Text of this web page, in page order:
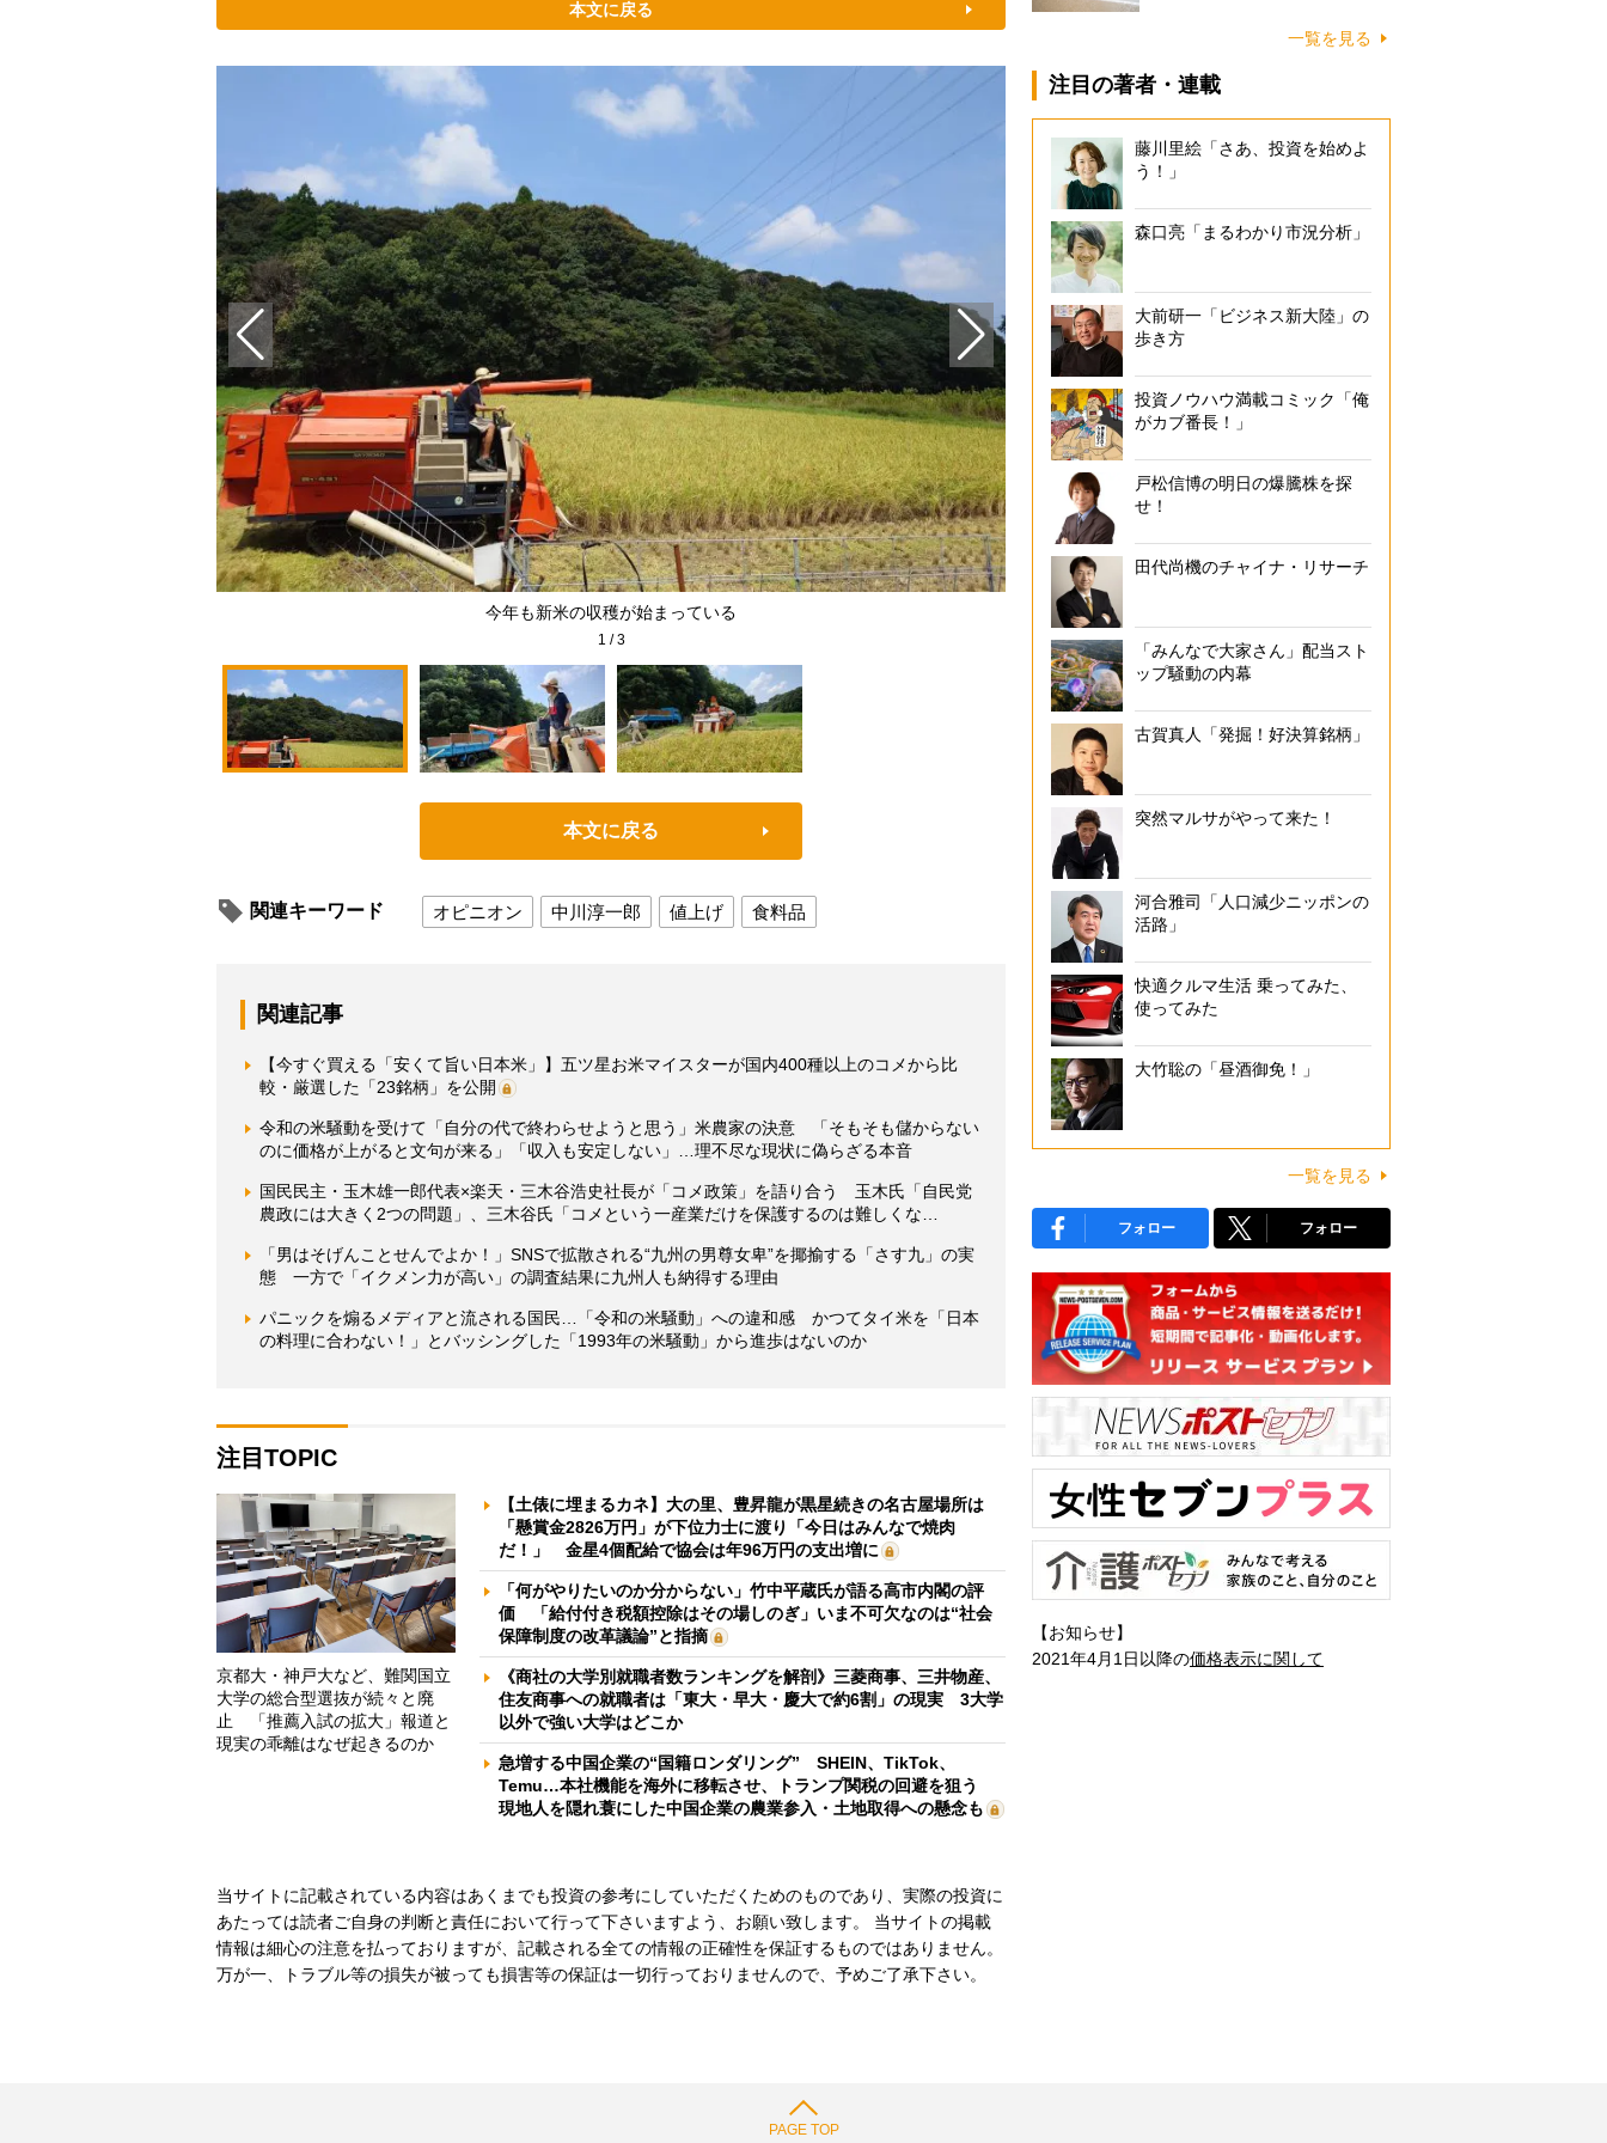
本文に戻る
今年も新米の収穫が始まっている
1 /3
本文に戻る
関連キーワード オピニオン 中川淳一郎 値上げ 食料品
関連記事
【今すぐ買える「安くて旨い日本米」】五ツ星お米マイスターが国内400種以上のコメから比
較・厳選した「23銘柄」を公開
令和の米騒動を受けて「自分の代で終わらせようと思う」米農家の決意 「そもそも儲からない
のに価格が上がると文句が来る」「収入も安定しない」…理不尽な現状に偽らざる本音
国民民主・玉木雄一郎代表×楽天・三木谷浩史社長が「コメ政策」を語り合う 玉木氏「自民党
農政には大きく2つの問題」、三木谷氏「コメという一産業だけを保護するのは難しくな…
「男はそげんことせんでよか！」SNSで拡散される“九州の男尊女卑”を揶揄する「さす九」の実
態 一方で「イクメン力が高い」の調査結果に九州人も納得する理由
パニックを煽るメディアと流される国民…「令和の米騒動」への違和感 かつてタイ米を「日本
の料理に合わない！」とバッシングした「1993年の米騒動」から進歩はないのか
注目TOPIC
京都大・神戸大など、難関国立
大学の総合型選抜が続々と廃
止 「推薦入試の拡大」報道と
現実の乖離はなぜ起きるのか
【土俵に埋まるカネ】大の里、豊昇龍が黒星続きの名古屋場所は
「懸賞金2826万円」が下位力士に渡り「今日はみんなで焼肉
だ！」 金星4個配給で協会は年96万円の支出増に
「何がやりたいのか分からない」竹中平蔵氏が語る高市内閣の評
価 「給付付き税額控除はその場しのぎ」いま不可欠なのは“社会
保障制度の改革議論”と指摘
《商社の大学別就職者数ランキングを解剖》三菱商事、三井物産、
住友商事への就職者は「東大・早大・慶大で約6割」の現実 3大学
以外で強い大学はどこか
急増する中国企業の“国籍ロンダリング” SHEIN、TikTok、
Temu…本社機能を海外に移転させ、トランプ関税の回避を狙う
現地人を隠れ蓑にした中国企業の農業参入・土地取得への懸念も
当サイトに記載されている内容はあくまでも投資の参考にしていただくためのものであり、実際の投資に
あたっては読者ご自身の判断と責任において行って下さいますよう、お願い致します。 当サイトの掲載
情報は細心の注意を払っておりますが、記載される全ての情報の正確性を保証するものではありません。
万が一、トラブル等の損失が被っても損害等の保証は一切行っておりませんので、予めご了承下さい。
一覧を見る
注目の著者・連載
藤川里絵「さあ、投資を始めよ
う！」
森口亮「まるわかり市況分析」
大前研一「ビジネス新大陸」の
歩き方
投資ノウハウ満載コミック「俺
がカブ番長！」
戸松信博の明日の爆騰株を探
せ！
田代尚機のチャイナ・リサーチ
「みんなで大家さん」配当スト
ップ騒動の内幕
古賀真人「発掘！好決算銘柄」
突然マルサがやって来た！
河合雅司「人口減少ニッポンの
活路」
快適クルマ生活 乗ってみた、
使ってみた
大竹聡の「昼酒御免！」
一覧を見る
フォロー フォロー
【お知らせ】
2021年4月1日以降の価格表示に関して
PAGE TOP